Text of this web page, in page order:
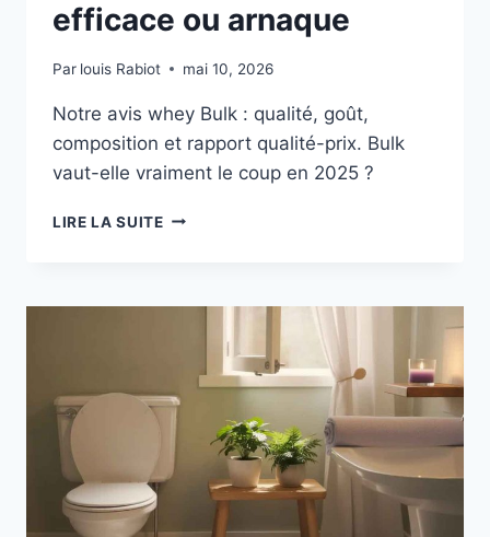
efficace ou arnaque
Par louis Rabiot mai 10, 2026
Notre avis whey Bulk : qualité, goût,
composition et rapport qualité-prix. Bulk
vaut-elle vraiment le coup en 2025 ?
LIRE LA SUITEAVIS
ALIMENTAIRE
ARNAQUE